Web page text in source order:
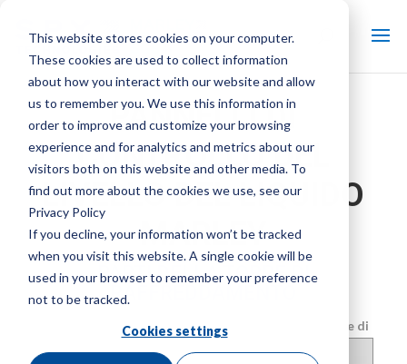
This website stores cookies on your computer.
These cookies are used to collect information
about how you interact with our website and allow
us to remember you. We use this information in
order to improve and customize your browsing
experience and for analytics and metrics about our
visitors both on this website and other media. To
find out more about the cookies we use, see our
Privacy Policy
If you decline, your information won’t be tracked
when you visit this website. A single cookie will be
used in your browser to remember your preference
not to be tracked.
Cookies settings
PANNELLI DI
CONTROLLO DEL
LIVELLO DEL LIQUIDO
MARLEY
PARTI DELLA TORRE DI
RAFFREDDAMENTO
| Tipologia di prodotto:
Controlli della torre di